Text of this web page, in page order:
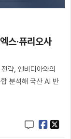
스·퓨리오사
략, 엔비디아와의
분석해 국산 AI 반